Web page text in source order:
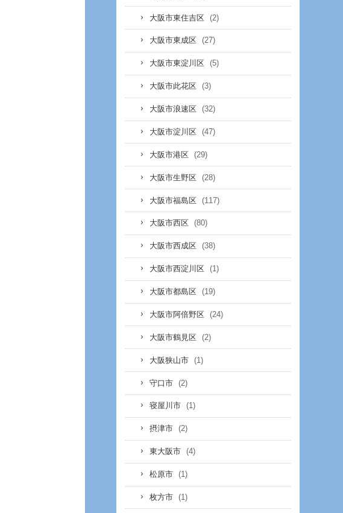
大阪市東住吉区 (2)
大阪市東成区 (27)
大阪市東淀川区 (5)
大阪市此花区 (3)
大阪市浪速区 (32)
大阪市淀川区 (47)
大阪市港区 (29)
大阪市生野区 (28)
大阪市福島区 (117)
大阪市西区 (80)
大阪市西成区 (38)
大阪市西淀川区 (1)
大阪市都島区 (19)
大阪市阿倍野区 (24)
大阪市鶴見区 (2)
大阪狭山市 (1)
守口市 (2)
寝屋川市 (1)
摂津市 (2)
東大阪市 (4)
松原市 (1)
枚方市 (1)